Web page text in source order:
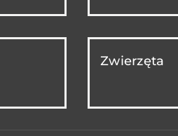
Zwierzęta